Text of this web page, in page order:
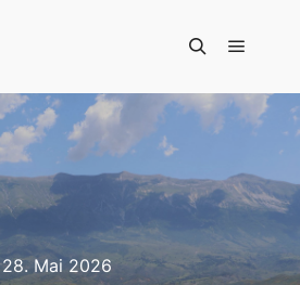
28. Mai 2026